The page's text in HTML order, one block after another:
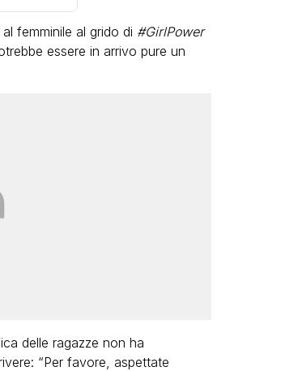
femminile al grido di #GirlPower
essere in arrivo pure un
delle ragazze non ha
“Per favore, aspettate